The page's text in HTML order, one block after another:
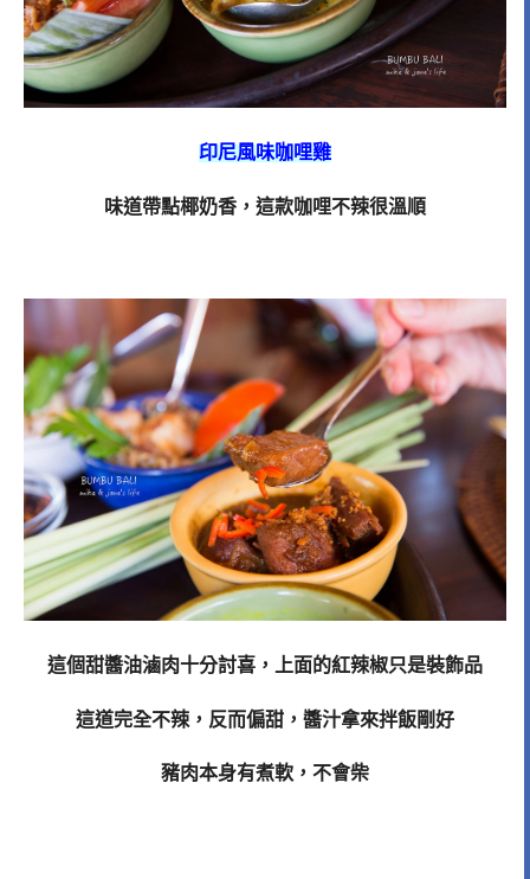
印尼風味咖哩雞
味道帶點椰奶香，這款咖哩不辣很溫順
這個甜醬油滷肉十分討喜，上面的紅辣椒只是裝飾品
這道完全不辣，反而偏甜，醬汁拿來拌飯剛好
豬肉本身有煮軟，不會柴